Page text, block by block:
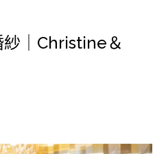
｜Christine＆